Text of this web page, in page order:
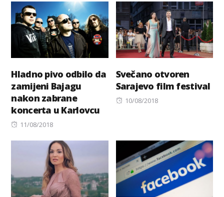
Hladno pivo odbilo da
zamijeni Bajagu
nakon zabrane
koncerta u Karlovcu
Posted
11/08/2018
Svečano otvoren
Sarajevo film festival
Posted
10/08/2018